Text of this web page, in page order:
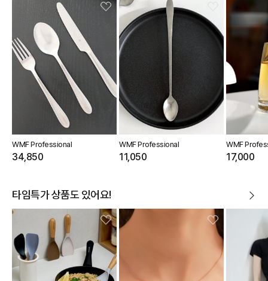
WMF Professional
34,850
WMF Professional
11,050
WMF
17,000
타임특가 상품도 있어요!